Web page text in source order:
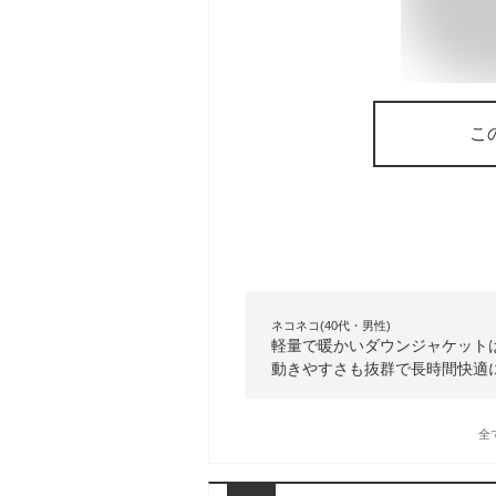
こ
ネコネコ(40代・男性)
軽量で暖かいダウンジャケッ
動きやすさも抜群で長時間快適
全